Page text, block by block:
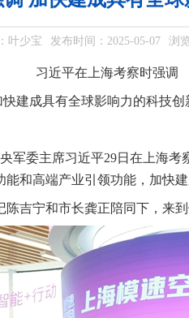
叶少宝 发布时间：2025-05-07 浏
习近平在上海考察时强调
快建成具有全球影响力的科技创
委主席习近平29日在上海
和高端产业引领功能，加快
吉宁和市长龚正陪同下，来